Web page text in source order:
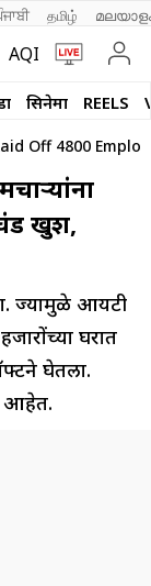
தமிழ்
AQI
सिनेमा REELS
Off 4800
खुश,
ज्यामुळे आयटी
घरात
घेतला.
आहेत.